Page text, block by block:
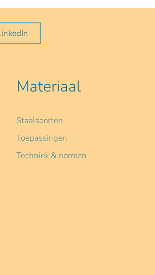
Materiaal
Staalsoorten
Toepassingen
Techniek & normen